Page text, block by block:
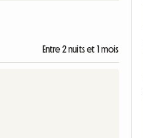
Entre 2 nuits et 1 mois